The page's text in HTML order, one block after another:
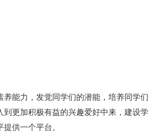
能力，发觉同学们的潜能，培养同学们
更加积极有益的兴趣爱好中来，建设学
供一个平台。